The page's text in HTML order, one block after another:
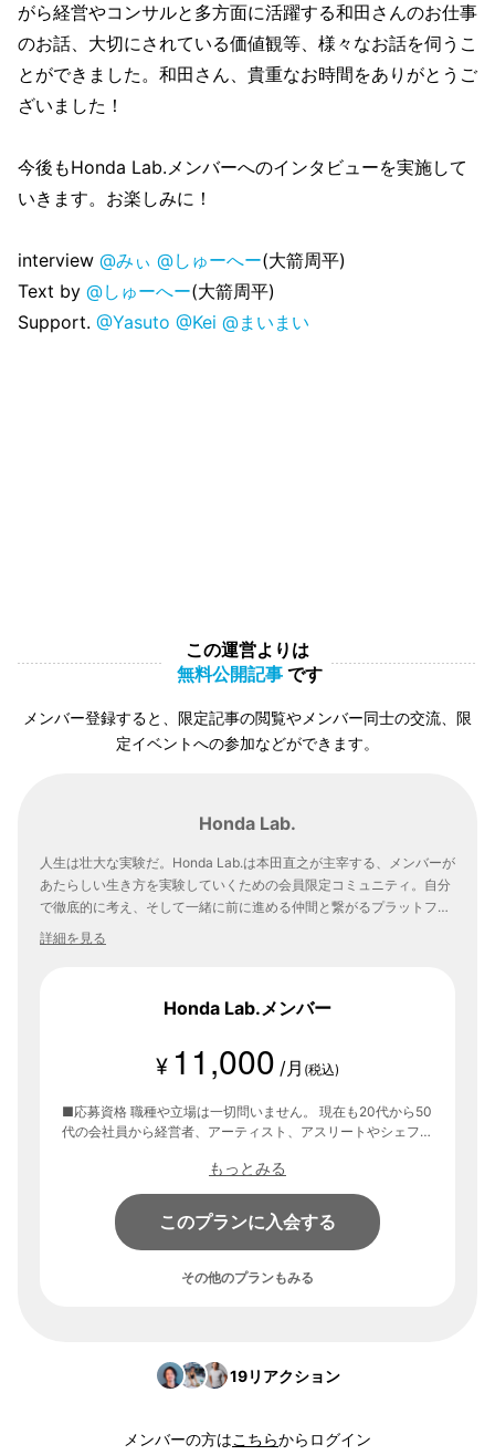
がら経営やコンサルと多方面に活躍する和田さんのお仕事
のお話、大切にされている価値観等、様々なお話を伺うこ
とができました。和田さん、貴重なお時間をありがとうご
ざいました！
今後もHonda Lab.メンバーへのインタビューを実施して
いきます。お楽しみに！
interview @みぃ @しゅーへー(大箭周平)
Text by @しゅーへー(大箭周平)
Support. @Yasuto @Kei @まいまい
この運営よりは
無料公開記事 です
メンバー登録すると、限定記事の閲覧やメンバー同士の交流、限
定イベントへの参加などができます。
Honda Lab.
人生は壮大な実験だ。Honda Lab.は本田直之が主宰する、メンバーが
あたらしい生き方を実験していくための会員限定コミュニティ。自分
で徹底的に考え、そして一緒に前に進める仲間と繋がるプラットフォ
ームです。
詳細を見る
Honda Lab.メンバー
¥ 11,000 /月 (税込)
■応募資格 職種や立場は一切問いません。 現在も20代から50
代の会社員から経営者、アーティスト、アスリートやシェフな
ブ （2ヶ月に1回） ・プロジェクトの実践（起業、トライアス
ロン、ワイン、寿司など） ・リアル交流会「First Tuesday」
（毎月第一火曜日） ・メンバーとの交流を深めるオンライン
オフ会（2ヶ月に1回） など
もっとみる
このプランに入会する
その他のプランもみる
19リアクション
メンバーの方はこちらからログイン